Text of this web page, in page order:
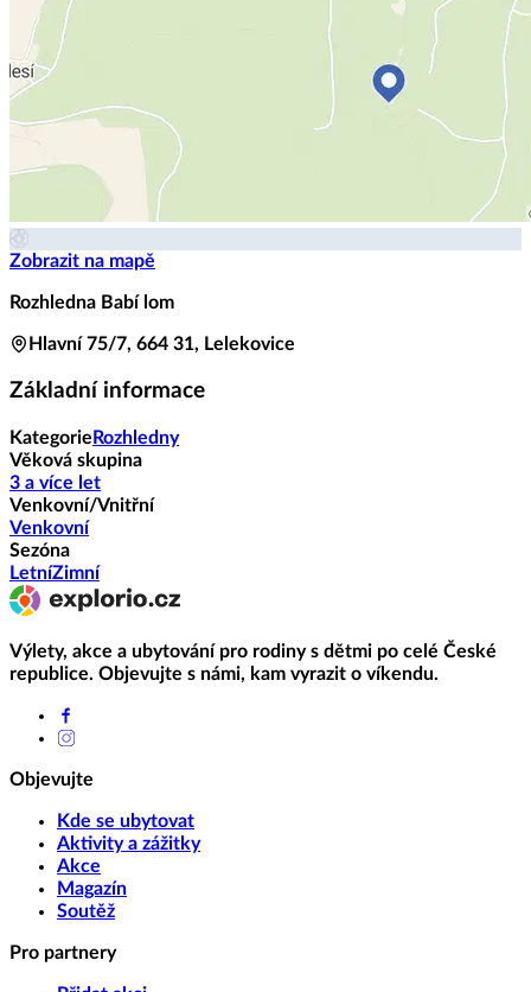
Zobrazit na mapě
Rozhledna Babí lom
Hlavní 75/7, 664 31, Lelekovice
Základní informace
Kategorie Rozhledny
Věková skupina
3 a více let
Venkovní/Vnitřní
Venkovní
Sezóna
LetníZimní
Výlety, akce a ubytování pro rodiny s dětmi po celé České
republice. Objevujte s námi, kam vyrazit o víkendu.
Objevujte
Kde se ubytovat
Aktivity a zážitky
Akce
Magazín
Soutěž
Pro partnery